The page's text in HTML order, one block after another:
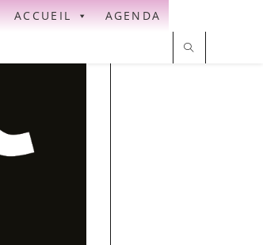
ACCUEIL AGENDA